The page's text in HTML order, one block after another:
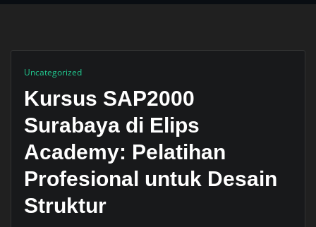
Uncategorized
Kursus SAP2000
Surabaya di Elips
Academy: Pelatihan
Profesional untuk Desain
Struktur